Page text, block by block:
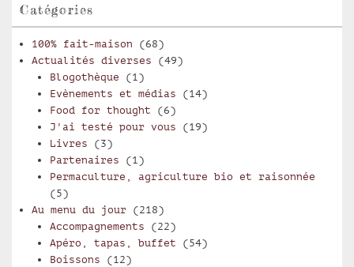
Catégories
100% fait-maison (68)
Actualités diverses (49)
Blogothèque (1)
Evènements et médias (14)
Food for thought (6)
J'ai testé pour vous (19)
Livres (3)
Partenaires (1)
Permaculture, agriculture bio et raisonnée
(5)
Au menu du jour (218)
Accompagnements (22)
Apéro, tapas, buffet (54)
Boissons (12)